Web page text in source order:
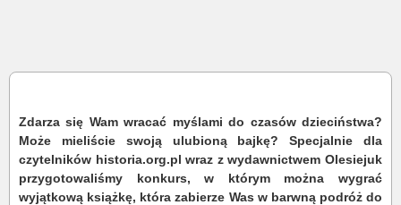
Zdarza się Wam wracać myślami do czasów dzieciństwa?
Może mieliście swoją ulubioną bajkę? Specjalnie dla
czytelników historia.org.pl wraz z wydawnictwem Olesiejuk
przygotowaliśmy konkurs, w którym można wygrać
wyjątkową książkę, która zabierze Was w barwną podróż do